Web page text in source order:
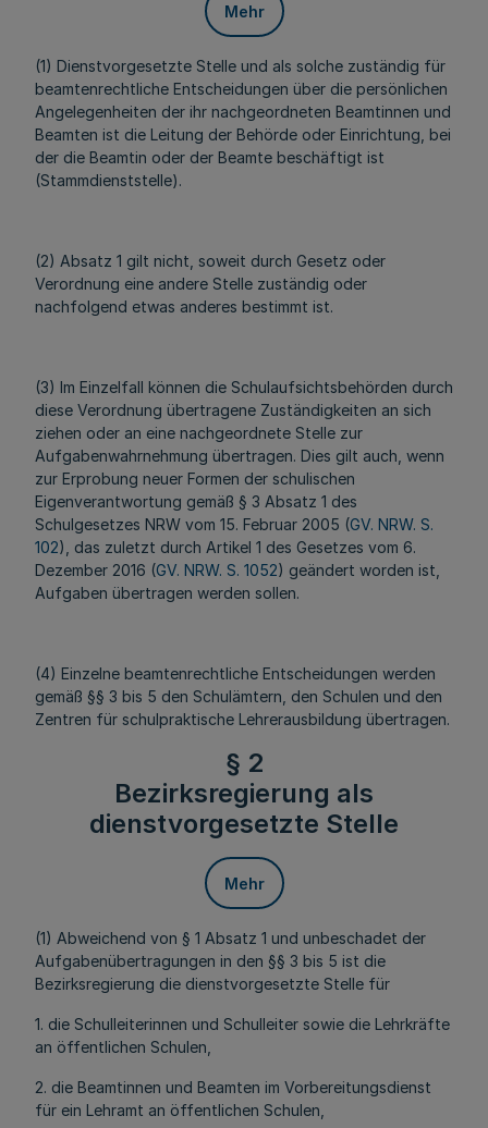
Mehr
(1) Dienstvorgesetzte Stelle und als solche zuständig für
beamtenrechtliche Entscheidungen über die persönlichen
Angelegenheiten der ihr nachgeordneten Beamtinnen und
Beamten ist die Leitung der Behörde oder Einrichtung, bei
der die Beamtin oder der Beamte beschäftigt ist
(Stammdienststelle).
(2) Absatz 1 gilt nicht, soweit durch Gesetz oder
Verordnung eine andere Stelle zuständig oder
nachfolgend etwas anderes bestimmt ist.
(3) Im Einzelfall können die Schulaufsichtsbehörden durch
diese Verordnung übertragene Zuständigkeiten an sich
ziehen oder an eine nachgeordnete Stelle zur
Aufgabenwahrnehmung übertragen. Dies gilt auch, wenn
zur Erprobung neuer Formen der schulischen
Eigenverantwortung gemäß § 3 Absatz 1 des
Schulgesetzes NRW vom 15. Februar 2005 (GV. NRW. S.
102), das zuletzt durch Artikel 1 des Gesetzes vom 6.
Dezember 2016 (GV. NRW. S. 1052) geändert worden ist,
Aufgaben übertragen werden sollen.
(4) Einzelne beamtenrechtliche Entscheidungen werden
gemäß §§ 3 bis 5 den Schulämtern, den Schulen und den
Zentren für schulpraktische Lehrerausbildung übertragen.
§ 2
Bezirksregierung als
dienstvorgesetzte Stelle
Mehr
(1) Abweichend von § 1 Absatz 1 und unbeschadet der
Aufgabenübertragungen in den §§ 3 bis 5 ist die
Bezirksregierung die dienstvorgesetzte Stelle für
1. die Schulleiterinnen und Schulleiter sowie die Lehrkräfte
an öffentlichen Schulen,
2. die Beamtinnen und Beamten im Vorbereitungsdienst
für ein Lehramt an öffentlichen Schulen,